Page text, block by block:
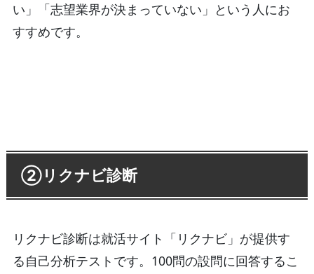
い」「志望業界が決まっていない」という人にお
すすめです。
②リクナビ診断
リクナビ診断は就活サイト「リクナビ」が提供す
る自己分析テストです。100問の設問に回答するこ